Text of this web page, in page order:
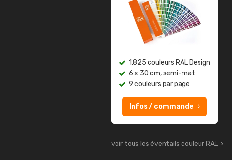
1.825 couleurs RAL Design
6 x 30 cm, semi-mat
9 couleurs par page
Infos / commande
voir tous les éventails couleur RAL